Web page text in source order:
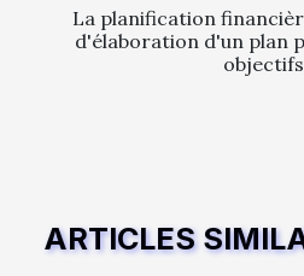
La planification
d'élaboration d'un plan
ARTICLES